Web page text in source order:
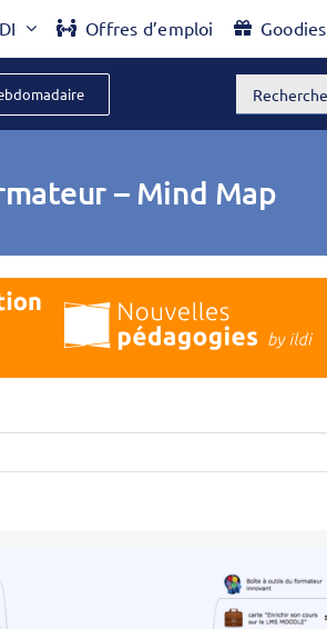
Offres d’emploi Goodies
Rechercher:
– Mind Map